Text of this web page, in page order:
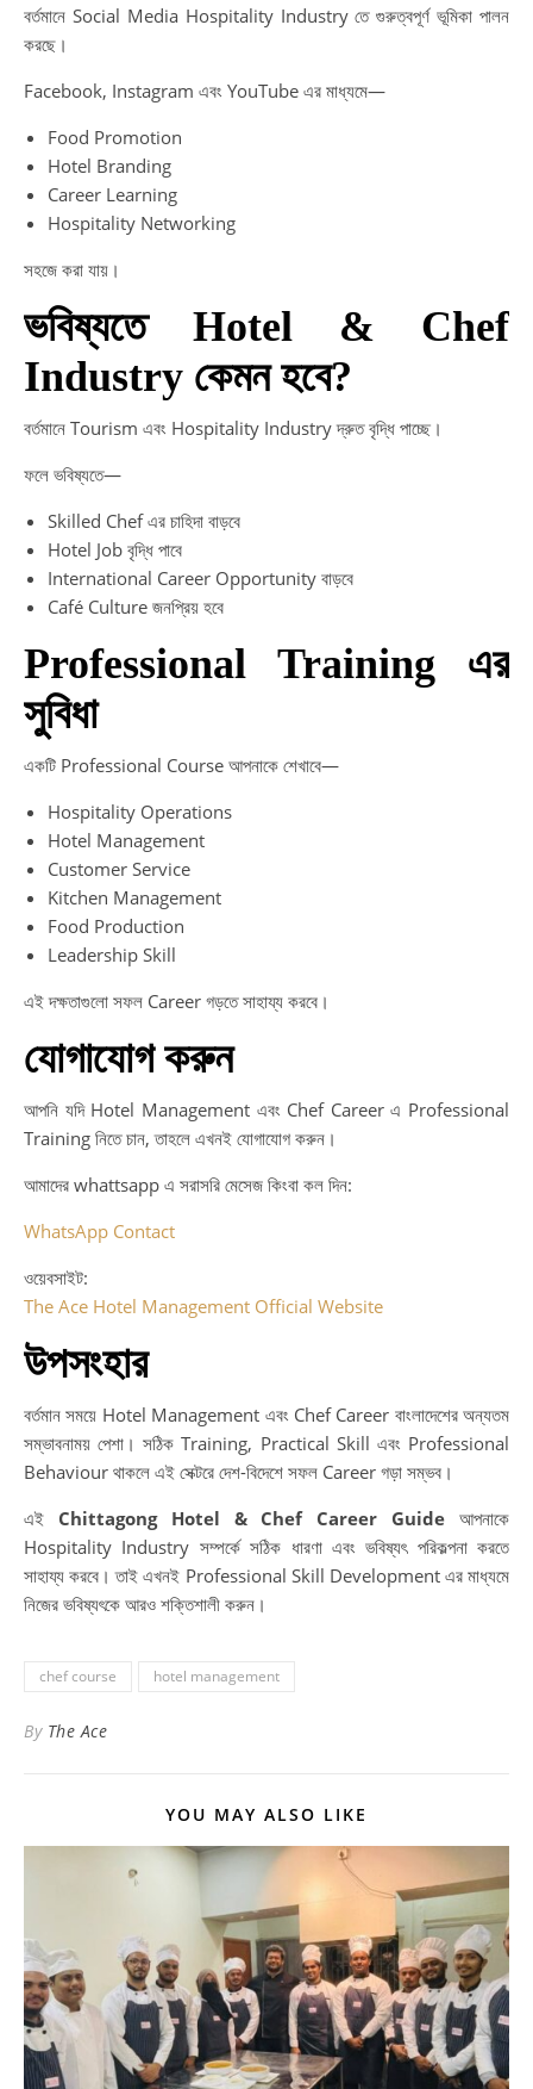
বর্তমানে Social Media Hospitality Industry তে গুরুত্বপূর্ণ ভূমিকা পালন
করছে।
Facebook, Instagram এবং YouTube এর মাধ্যমে—
Food Promotion
Hotel Branding
Career Learning
Hospitality Networking
সহজে করা যায়।
ভবিষ্যতে Hotel & Chef
Industry কেমন হবে?
বর্তমানে Tourism এবং Hospitality Industry দ্রুত বৃদ্ধি পাচ্ছে।
ফলে ভবিষ্যতে—
Skilled Chef এর চাহিদা বাড়বে
Hotel Job বৃদ্ধি পাবে
International Career Opportunity বাড়বে
Café Culture জনপ্রিয় হবে
Professional Training এর
সুবিধা
একটি Professional Course আপনাকে শেখাবে—
Hospitality Operations
Hotel Management
Customer Service
Kitchen Management
Food Production
Leadership Skill
এই দক্ষতাগুলো সফল Career গড়তে সাহায্য করবে।
যোগাযোগ করুন
আপনি যদি Hotel Management এবং Chef Career এ Professional
Training নিতে চান, তাহলে এখনই যোগাযোগ করুন।
আমাদের whattsapp এ সরাসরি মেসেজ কিংবা কল দিন:
WhatsApp Contact
ওয়েবসাইট:
The Ace Hotel Management Official Website
উপসংহার
বর্তমান সময়ে Hotel Management এবং Chef Career বাংলাদেশের অন্যতম
সম্ভাবনাময় পেশা। সঠিক Training, Practical Skill এবং Professional
Behaviour থাকলে এই সেক্টরে দেশ-বিদেশে সফল Career গড়া সম্ভব।
এই Chittagong Hotel & Chef Career Guide আপনাকে
Hospitality Industry সম্পর্কে সঠিক ধারণা এবং ভবিষ্যৎ পরিকল্পনা করতে
সাহায্য করবে। তাই এখনই Professional Skill Development এর মাধ্যমে
নিজের ভবিষ্যৎকে আরও শক্তিশালী করুন।
chef course hotel management
By The Ace
YOU MAY ALSO LIKE